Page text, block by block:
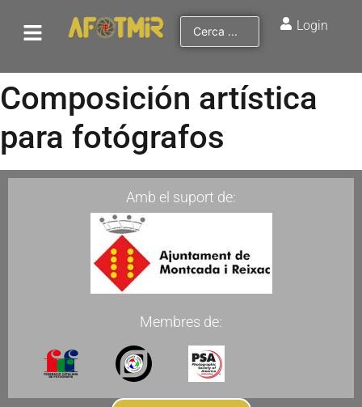
Login
Composición artística
para fotógrafos
Amb el suport de:
Membres de: